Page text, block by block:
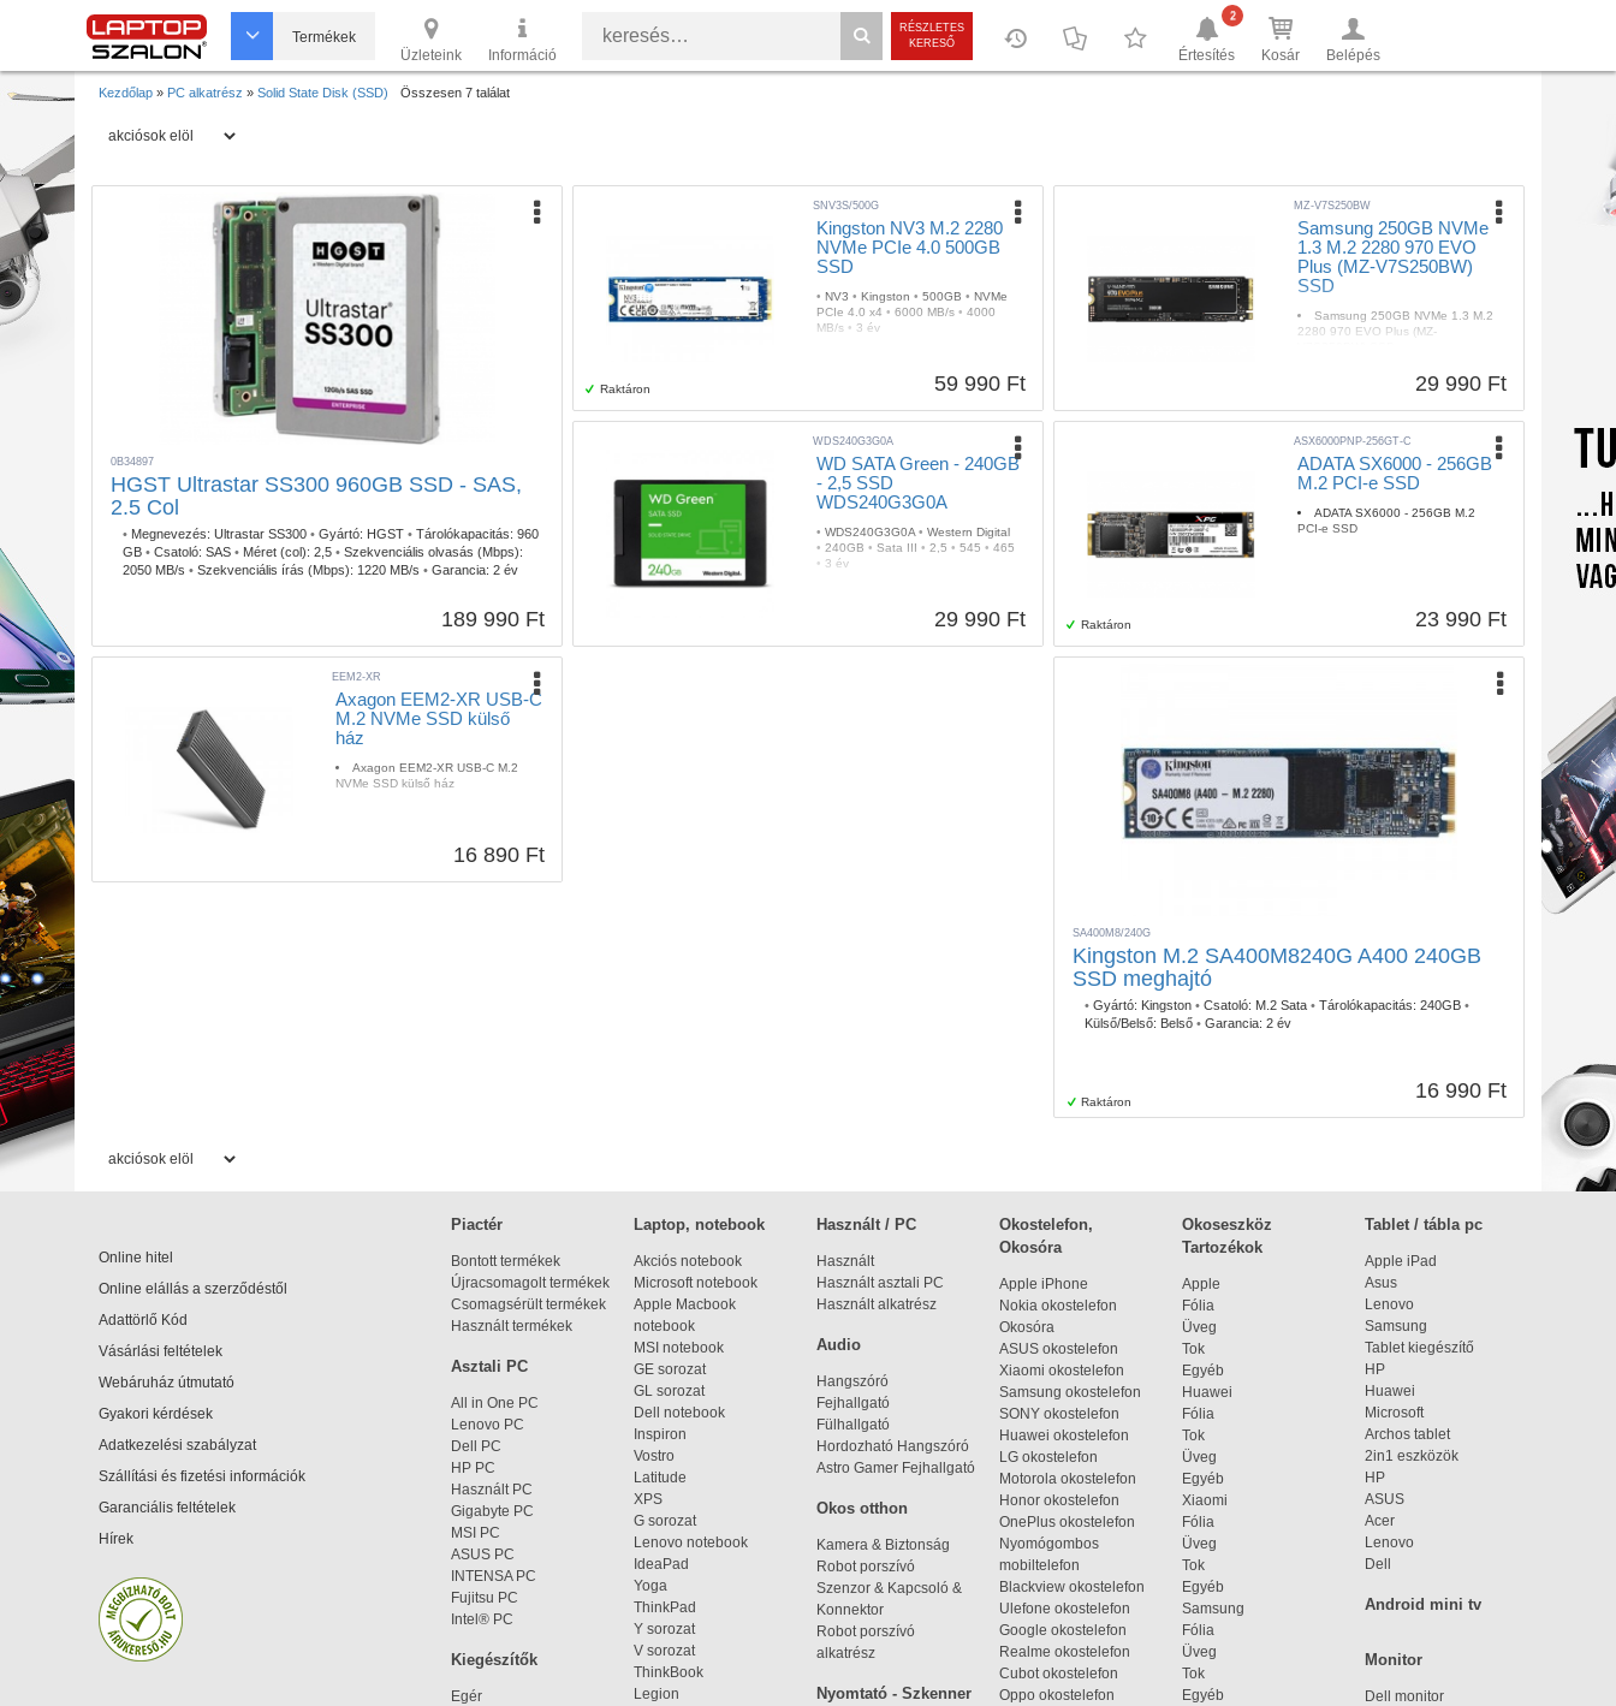
Termékek
Üzleteink
Információ
RÉSZLETES
KERESŐ
Értesítés
2
Kosár Belépés
Kezdőlap » PC alkatrész » Solid State Disk (SSD) Összesen 7 találat
0B34897
HGST Ultrastar SS300 960GB SSD - SAS,
2.5 Col
• Megnevezés: Ultrastar SS300 • Gyártó: HGST • Tárolókapacitás: 960
GB • Csatoló: SAS • Méret (col): 2,5 • Szekvenciális olvasás (Mbps):
2050 MB/s • Szekvenciális írás (Mbps): 1220 MB/s • Garancia: 2 év
189 990 Ft
Raktáron
SNV3S/500G
Kingston NV3 M.2 2280
NVMe PCIe 4.0 500GB
SSD
• NV3 • Kingston • 500GB • NVMe
PCIe 4.0 x4 • 6000 MB/s • 4000
MB/s • 3 év
59 990 Ft
MZ-V7S250BW
Samsung 250GB NVMe
1.3 M.2 2280 970 EVO
Plus (MZ-V7S250BW)
SSD
Samsung 250GB NVMe 1.3 M.2
2280 970 EVO Plus (MZ-
29 990 Ft
WDS240G3G0A
WD SATA Green - 240GB
- 2,5 SSD
WDS240G3G0A
• WDS240G3G0A • Western Digital
• 240GB • Sata III • 2,5 • 545 • 465
• 3 év
29 990 Ft Raktáron
ASX6000PNP-256GT-C
ADATA SX6000 - 256GB
M.2 PCI-e SSD
ADATA SX6000 - 256GB M.2
PCI-e SSD
23 990 Ft
Raktáron
SA400M8/240G
Kingston M.2 SA400M8240G A400 240GB
SSD meghajtó
• Gyártó: Kingston • Csatoló: M.2 Sata • Tárolókapacitás: 240GB •
Külső/Belső: Belső • Garancia: 2 év
16 990 Ft
EEM2-XR
Axagon EEM2-XR USB-C
M.2 NVMe SSD külső
ház
Axagon EEM2-XR USB-C M.2
NVMe SSD külső ház
16 890 Ft
Online hitel
Online elállás a szerződéstől
Adattörlő Kód
Vásárlási feltételek
Webáruház útmutató
Gyakori kérdések
Adatkezelési szabályzat
Szállítási és fizetési információk
Garanciális feltételek
Hírek
Piactér
Bontott termékek
Újracsomagolt termékek
Csomagsérült termékek
Használt termékek
Laptop, notebook
Akciós notebook
Microsoft notebook
Apple Macbook
notebook
MSI notebook
GE sorozat
GL sorozat
Dell notebook
Inspiron
Vostro
Latitude
XPS
G sorozat
Lenovo notebook
IdeaPad
Yoga
ThinkPad
Y sorozat
V sorozat
ThinkBook
Legion
Használt / PC
Használt
Használt asztali PC
Használt alkatrész
Okostelefon,
Okosóra
Apple iPhone
Nokia okostelefon
Okosóra
ASUS okostelefon
Xiaomi okostelefon
Samsung okostelefon
SONY okostelefon
Huawei okostelefon
LG okostelefon
Motorola okostelefon
Honor okostelefon
OnePlus okostelefon
Nyomógombos
mobiltelefon
Blackview okostelefon
Ulefone okostelefon
Google okostelefon
Realme okostelefon
Cubot okostelefon
Oppo okostelefon
Okoseszköz
Tartozékok
Apple
Fólia
Üveg
Tok
Egyéb
Huawei
Fólia
Tok
Üveg
Egyéb
Xiaomi
Fólia
Üveg
Tok
Egyéb
Samsung
Fólia
Üveg
Tok
Egyéb
Tablet / tábla pc
Apple iPad
Asus
Lenovo
Samsung
Tablet kiegészítő
HP
Huawei
Microsoft
Archos tablet
2in1 eszközök
HP
ASUS
Acer
Lenovo
Dell
Audio
Hangszóró
Fejhallgató
Fülhallgató
Hordozható Hangszóró
Astro Gamer Fejhallgató
Asztali PC
All in One PC
Lenovo PC
Dell PC
HP PC
Használt PC
Gigabyte PC
MSI PC
ASUS PC
INTENSA PC
Fujitsu PC
Intel® PC
Okos otthon
Kamera & Biztonság
Robot porszívó
Szenzor & Kapcsoló &
Konnektor
Robot porszívó
alkatrész
Android mini tv
Kiegészítők
Egér
Monitor
Dell monitor
Nyomtató - Szkenner